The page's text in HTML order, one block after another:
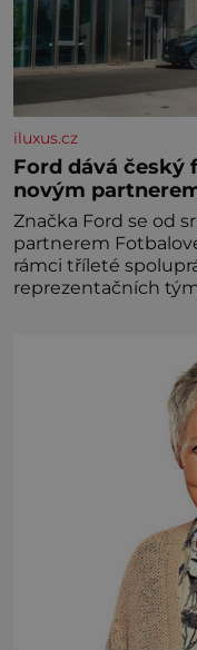
iluxus.cz
Ford dává český
novým
Značka Ford se od
partnerem
rámci tříleté
reprezentačních